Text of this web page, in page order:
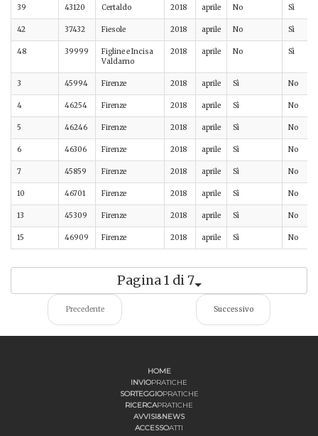
39 43120 Certaldo 2018 aprile No Sì
42 37432 Fiesole 2018 aprile No Sì
48 39999
Figline e Incisa
Valdarno
2018 aprile No Sì
3 45994 Firenze 2018 aprile Sì No
4 46254 Firenze 2018 aprile Sì No
5 46246 Firenze 2018 aprile Sì No
6 46306 Firenze 2018 aprile Sì No
7 45859 Firenze 2018 aprile Sì No
10 46701 Firenze 2018 aprile Sì No
13 45309 Firenze 2018 aprile Sì No
15 46909 Firenze 2018 aprile Sì No
Pagina 1 di 7
Precedente Successivo
HOME
INVIOPRATICHE
SORTEGGIOPRATICHE
RICERCAPRATICHE
AVVISI&NEWS
ACCESSOATTI